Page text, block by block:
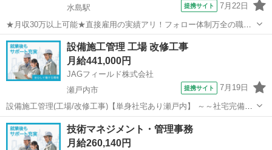
水島駅
提携サイト 7月22日
★月収30万以上可能★直接雇用の実績アリ！フォロー体制万全の職場
で安心◎【日勤／土日祝休み】 ＼猛暑対策実施中／ 涼しい自宅からス
マホで『WEB登録』OK！ 当社では【WEB面談（カジュアル登録）】
を 導入しています。 ...
岡山 倉敷市 水島駅 その他
設備施工管理 工場 改修工事
月給441,000円
JAGフィールド株式会社
瀬戸内市
提携サイト 7月19日
設備施工管理(工場/改修工事)【単身社宅あり瀬戸内】 ～～社宅完備★
スピード採用～～工場の改修に伴う設備施工管理です。空調・衛生・
給排水設備工事を担当いただきます。【担当業務】◇施工管理(工程管
理・品質管理・安全管理)◇...
岡山 瀬戸内市 その他
技術マネジメント・管理事務
月給260,140円